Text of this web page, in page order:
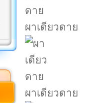
ผาเดียวดาย
ผาเดียวดาย